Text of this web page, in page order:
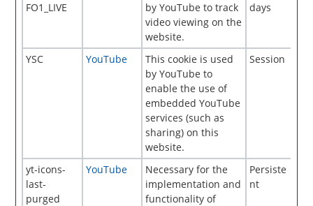
FO1_LIVE
by YouTube to track
video viewing on the
website.
days
YSC YouTube
This cookie is used
by YouTube to
enable the use of
embedded YouTube
services (such as
sharing) on this
website.
Session
yt-icons-
last-
purged
YouTube
Necessary for the
implementation and
functionality of
Persiste
nt